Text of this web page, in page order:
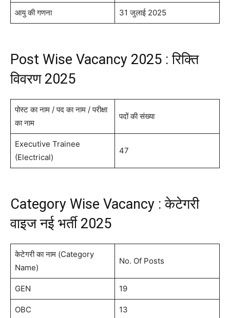
आयु की गणना 31 जुलाई 2025
Post Wise Vacancy 2025 : रिक्ति
विवरण 2025
पोस्ट का नाम / पद का नाम / परीक्षा
का नाम
पदों की संख्या
Executive Trainee
(Electrical)
47
Category Wise Vacancy : केटेगरी
वाइज नई भर्ती 2025
केटेगरी का नाम (Category
Name)
No. Of Posts
GEN 19
OBC 13